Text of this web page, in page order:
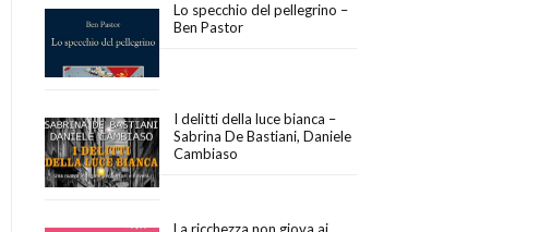
Lo specchio del pellegrino –
Ben Pastor
I delitti della luce bianca –
Sabrina De Bastiani, Daniele
Cambiaso